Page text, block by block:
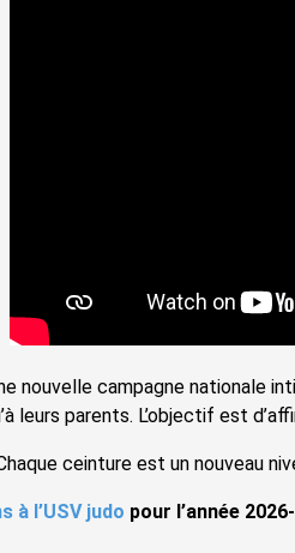
nouvelle campagne nationale
leurs parents. L’objectif est
ceinture est un nouveau
à l’USV judo pour l’année